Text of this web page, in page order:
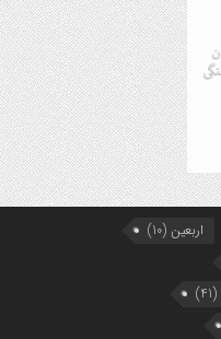
اربعین (10)
(41)